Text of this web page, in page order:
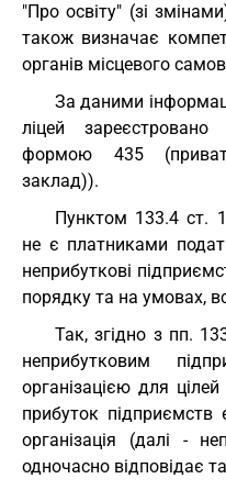
"Про освіту" (зі
також визначає
органів місцевого
За даними
ліцей зареєстровано
формою 435
заклад)).
Пунктом 133.4 ст.
не є платниками
неприбуткові
порядку та на умовах,
Так, згідно з пп.
неприбутковим
організацією для
прибуток підприємств
організація (далі -
одночасно відповідає